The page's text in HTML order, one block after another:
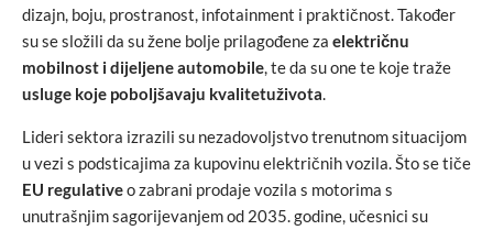
dizajn, boju, prostranost, infotainment i praktičnost. Također
su se složili da su žene bolje prilagođene za električnu
mobilnost i dijeljene automobile, te da su one te koje traže
usluge koje poboljšavaju kvalitetuživota.
Lideri sektora izrazili su nezadovoljstvo trenutnom situacijom
u vezi s podsticajima za kupovinu električnih vozila. Što se tiče
EU regulativeo zabrani prodaje vozila s motorima s
unutrašnjim sagorijevanjem od 2035. godine, učesnici su